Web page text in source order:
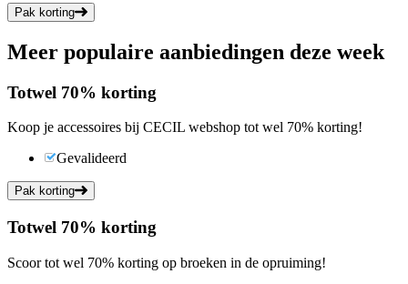
Pak korting
Meer populaire aanbiedingen deze week
Totwel 70% korting
Koop je accessoires bij CECIL webshop tot wel 70% korting!
Gevalideerd
Pak korting
Totwel 70% korting
Scoor tot wel 70% korting op broeken in de opruiming!